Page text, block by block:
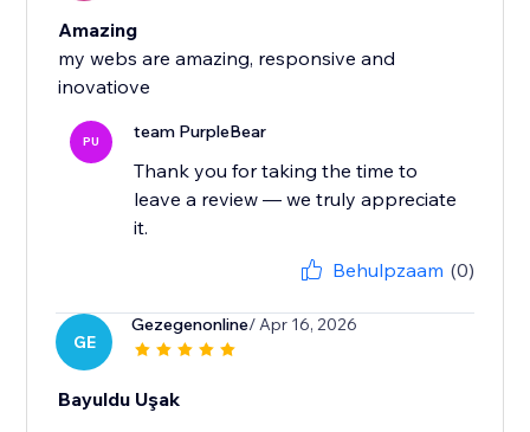
Amazing
my webs are amazing, responsive and
inovatiove
PU team PurpleBear
Thank you for taking the time to
leave a review — we truly appreciate
it.
Behulpzaam (0)
GE
Gezegenonline/ Apr 16, 2026
Bayuldu Uşak